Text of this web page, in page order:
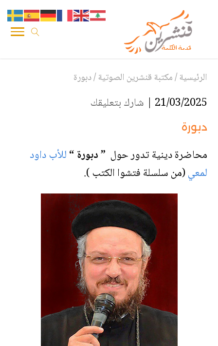
الرئيسية/مكتبة قنشرين الصوتية/دبورة
21/03/2025 | شارك بتعليقك
دبورة
محاضرة دينية تدور حول ” دبورة “للأب داود
لمعي(من سلسلة فتشوا الكتب ).